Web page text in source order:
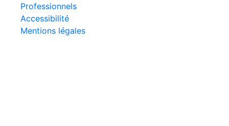
Professionnels
Accessibilité
Mentions légales